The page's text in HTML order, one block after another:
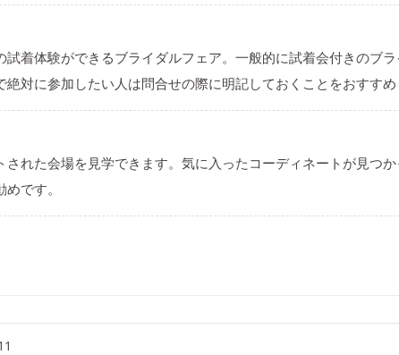
着体験ができるブライダルフェア。一般的に試着会付きのブ
対に参加したい人は問合せの際に明記しておくことをおすすめ
れた会場を見学できます。気に入ったコーディネートが見つか
です。